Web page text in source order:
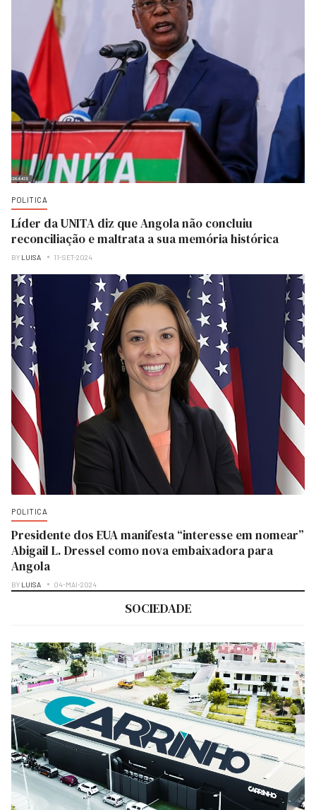
POLITICA
Líder da UNITA diz que Angola não concluiu
reconciliação e maltrata a sua memória histórica
BY LUISA 11-SET-2024
POLITICA
Presidente dos EUA manifesta “interesse em nomear”
Abigail L. Dressel como nova embaixadora para
Angola
BY LUISA 04-MAI-2024
SOCIEDADE